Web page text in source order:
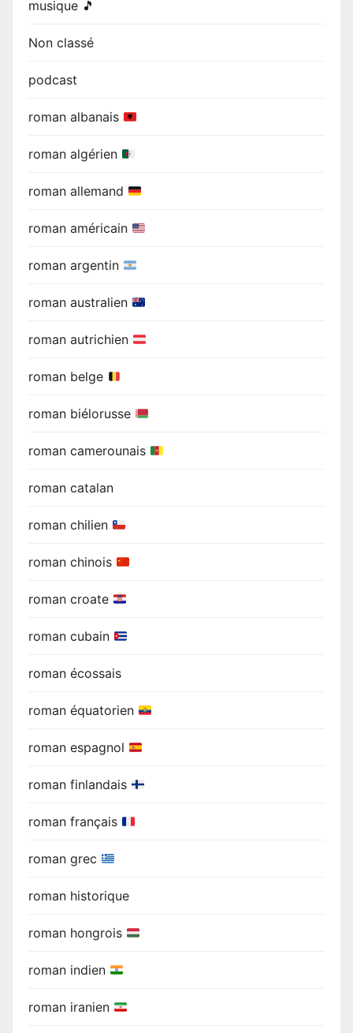
musique 🎵
Non classé
podcast
roman albanais
roman algérien
roman allemand
roman américain
roman argentin
roman australien
roman autrichien
roman belge
roman biélorusse
roman camerounais
roman catalan
roman chilien
roman chinois
roman croate
roman cubain
roman écossais
roman équatorien
roman espagnol
roman finlandais
roman français
roman grec
roman historique
roman hongrois
roman indien
roman iranien